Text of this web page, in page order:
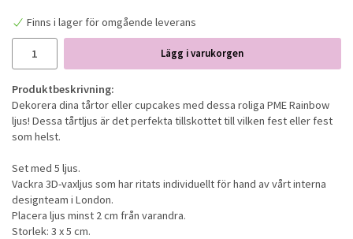
Finns i lager för omgående leverans
Lägg i varukorgen
Produktbeskrivning:
Dekorera dina tårtor eller cupcakes med dessa roliga PME Rainbow
ljus! Dessa tårtljus är det perfekta tillskottet till vilken fest eller fest
som helst.
Set med 5 ljus.
Vackra 3D-vaxljus som har ritats individuellt för hand av vårt interna
designteam i London.
Placera ljus minst 2 cm från varandra.
Storlek: 3 x 5 cm.